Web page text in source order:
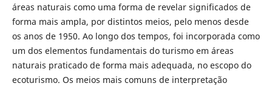
áreas naturais como uma forma de revelar significados de
forma mais ampla, por distintos meios, pelo menos desde
os anos de 1950. Ao longo dos tempos, foi incorporada como
um dos elementos fundamentais do turismo em áreas
naturais praticado de forma mais adequada, no escopo do
ecoturismo. Os meios mais comuns de interpretação